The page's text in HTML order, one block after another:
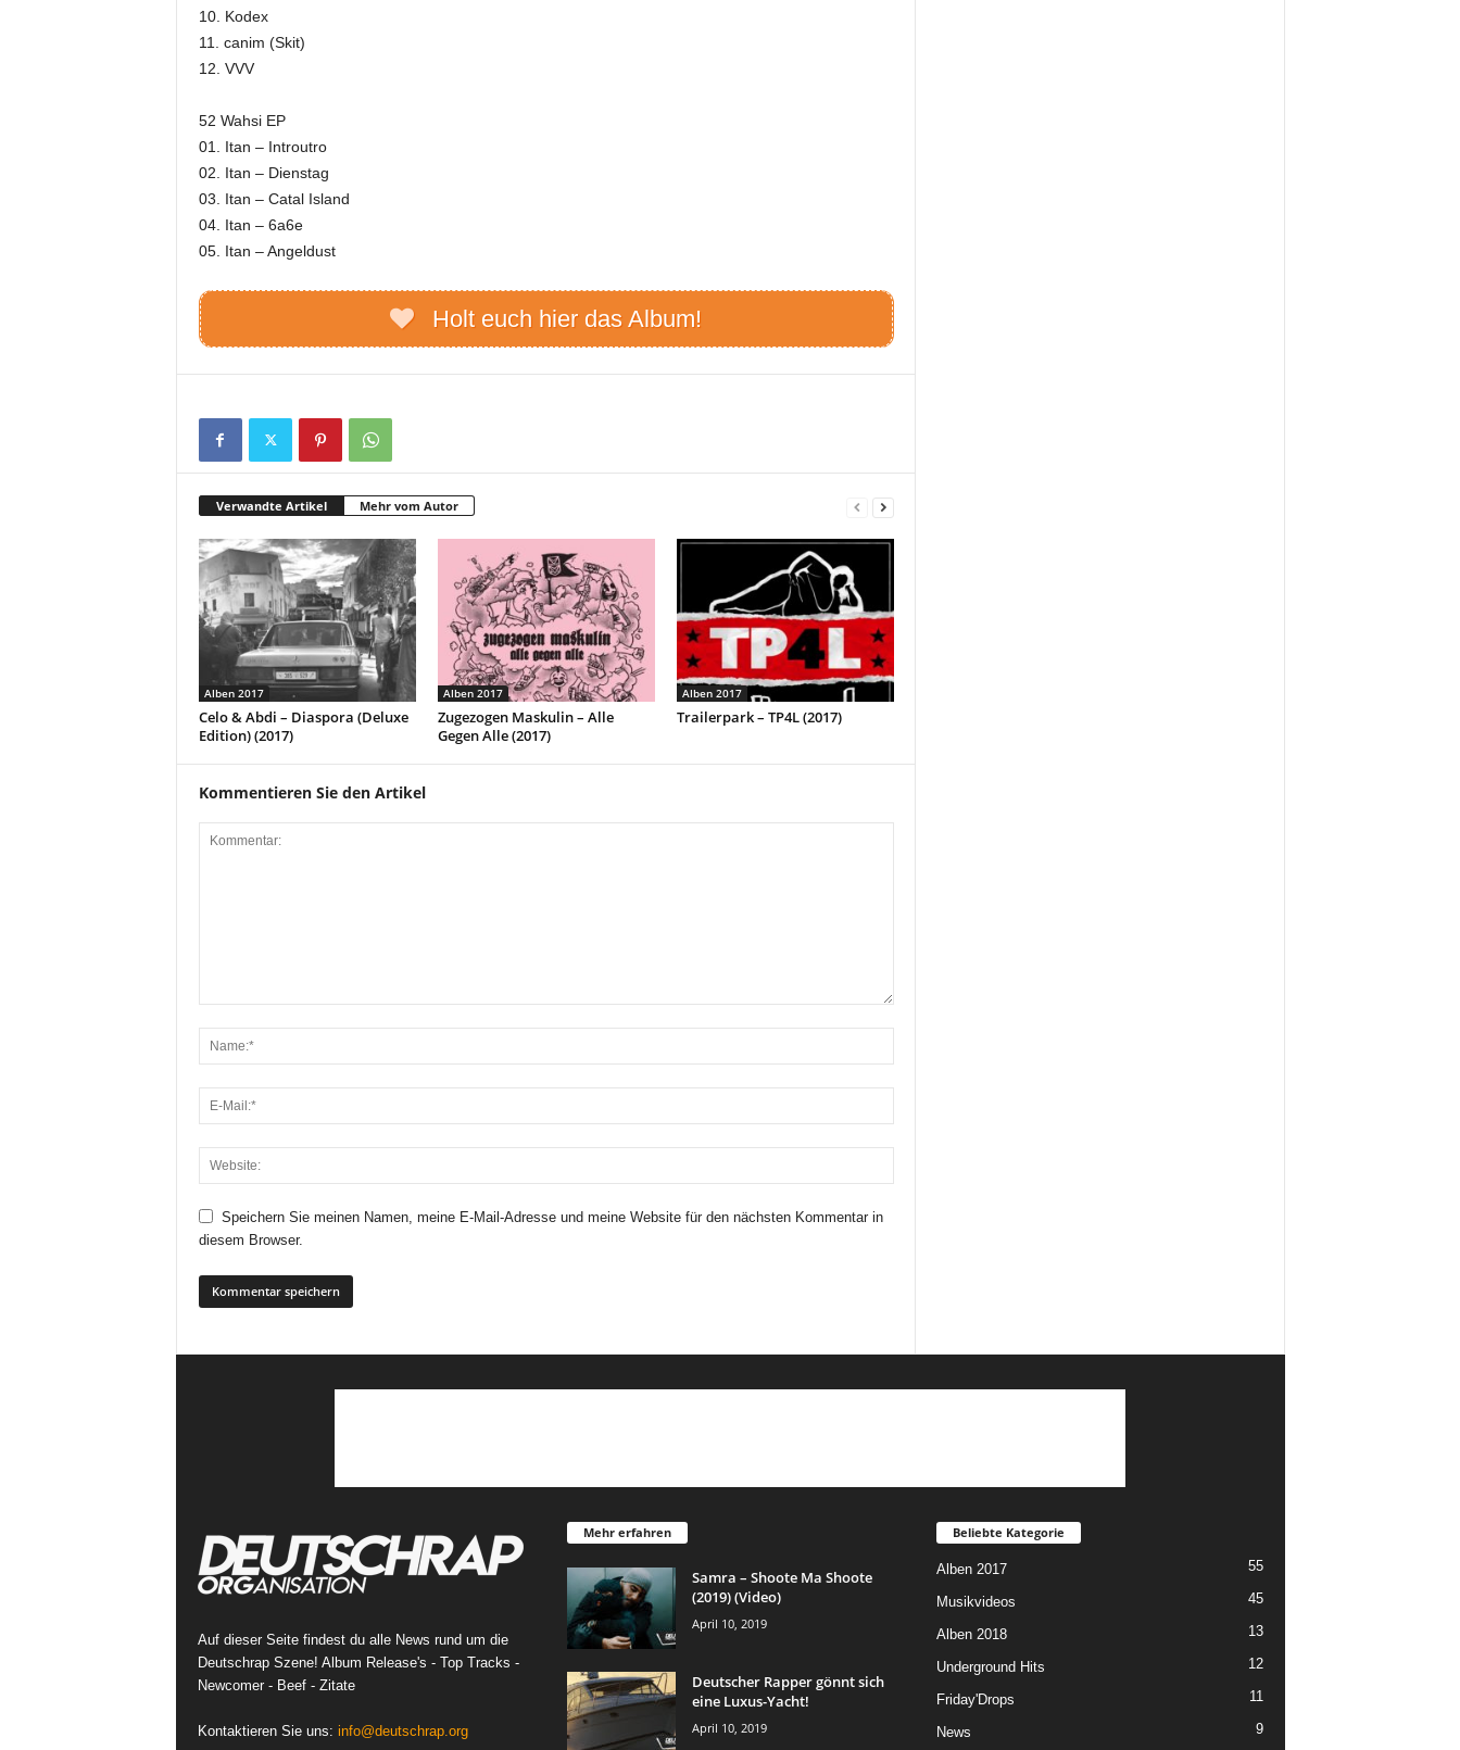
10. Kodex
11. canim (Skit)
12. VVV
52 Wahsi EP
01. Itan – Introutro
02. Itan – Dienstag
03. Itan – Catal Island
04. Itan – 6a6e
05. Itan – Angeldust
Holt euch hier das Album!
Verwandte Artikel Mehr vom Autor
Alben 2017
Celo & Abdi – Diaspora (Deluxe
Edition) (2017)
Alben 2017
Zugezogen Maskulin – Alle
Gegen Alle (2017)
Alben 2017
Trailerpark – TP4L (2017)
Kommentieren Sie den Artikel
Speichern Sie meinen Namen, meine E-Mail-Adresse und meine Website für den nächsten Kommentar in
diesem Browser.
Auf dieser Seite findest du alle News rund um die
Deutschrap Szene! Album Release's - Top Tracks -
Newcomer - Beef - Zitate
Kontaktieren Sie uns: info@deutschrap.org
Mehr erfahren
Samra – Shoote Ma Shoote
(2019) (Video)
April 10, 2019
Deutscher Rapper gönnt sich
eine Luxus-Yacht!
April 10, 2019
Beliebte Kategorie
Alben 2017 55
Musikvideos 45
Alben 2018 13
Underground Hits 12
Friday'Drops 11
News 9